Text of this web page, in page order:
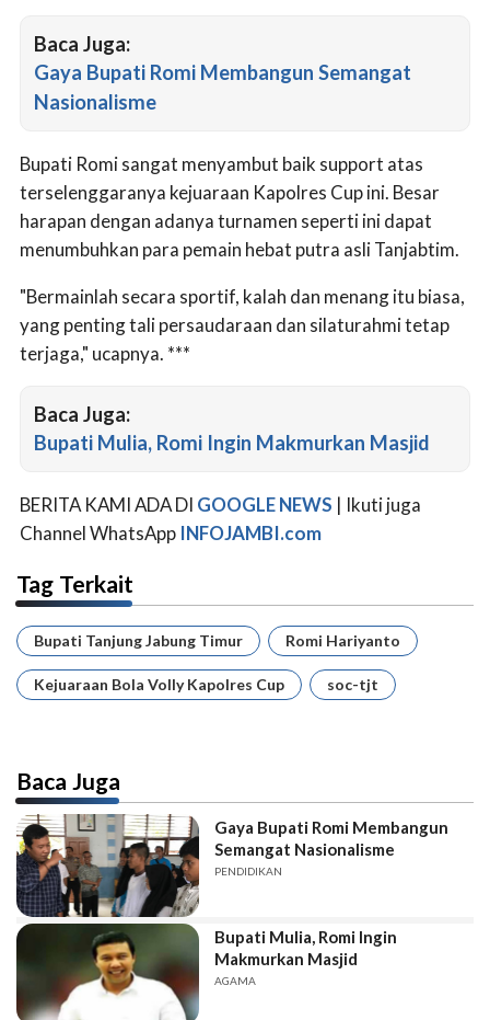
Baca Juga:
Gaya Bupati Romi Membangun Semangat
Nasionalisme
Bupati Romi sangat menyambut baik support atas
terselenggaranya kejuaraan Kapolres Cup ini. Besar
harapan dengan adanya turnamen seperti ini dapat
menumbuhkan para pemain hebat putra asli Tanjabtim.
"Bermainlah secara sportif, kalah dan menang itu biasa,
yang penting tali persaudaraan dan silaturahmi tetap
terjaga," ucapnya. ***
Baca Juga:
Bupati Mulia, Romi Ingin Makmurkan Masjid
BERITA KAMI ADA DI GOOGLE NEWS | Ikuti juga
Channel WhatsApp INFOJAMBI.com
Tag Terkait
Bupati Tanjung Jabung Timur Romi Hariyanto
Kejuaraan Bola Volly Kapolres Cup soc-tjt
Baca Juga
Gaya Bupati Romi Membangun
Semangat Nasionalisme
PENDIDIKAN
Bupati Mulia, Romi Ingin
Makmurkan Masjid
AGAMA